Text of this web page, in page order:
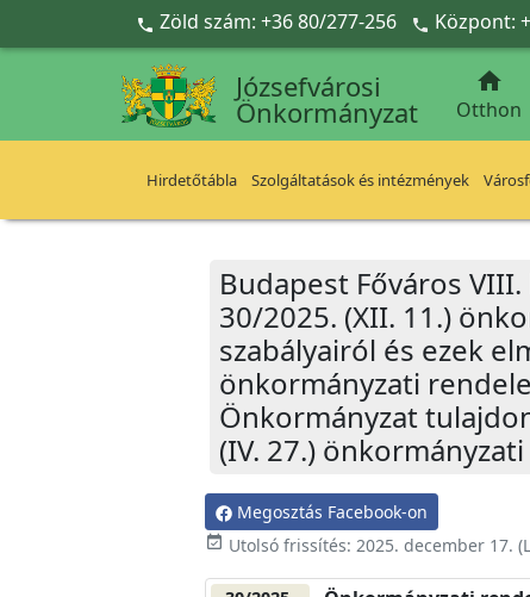
Ugrás a fő tartalomra
 Zöld szám: +36 80/277-256  Központ:
Józsefvárosi
Önkormányzat

Otthon
Hirdetőtábla Szolgáltatások és intézmények
Budapest Főváros
30/2025. (XII. 11.)
szabályairól és ezek
önkormányzati
Önkormányzat
(IV. 27.)
Megosztás Facebook-on
event_available Utolsó frissítés: 2025. december 17.